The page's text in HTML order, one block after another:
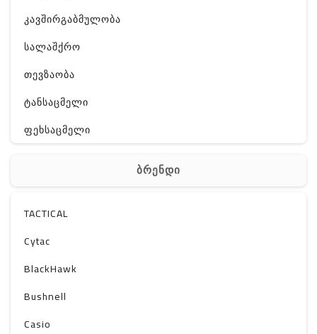
კავშირგაბმულობა
სალაშქრო
თევზაობა
ტანსაცმელი
ფეხსაცმელი
სხვა
Off-Road
ბრენდი
TACTICAL
Cytac
BlackHawk
Bushnell
Casio